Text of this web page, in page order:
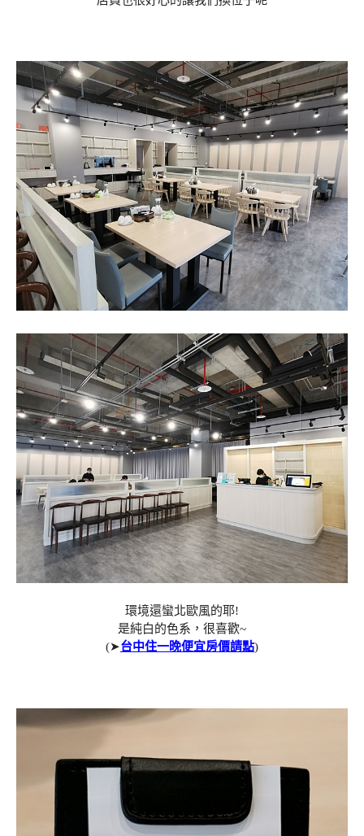
環境還蠻北歐風的耶!
是純白的色系，很喜歡~
(➤台中住一晚便宜房價請點)